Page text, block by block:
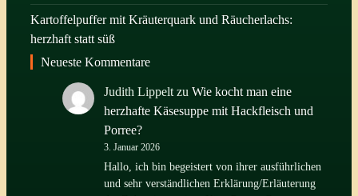
Kartoffelpuffer mit Kräuterquark und Räucherlachs:
herzhaft statt süß
Neueste Kommentare
Judith Lippelt zu Wie kocht man eine
herzhafte Käsesuppe mit Hackfleisch und
Porree?
3. Januar 2026
Hallo, ich bin begeistert von ihrer ausführlichen
und sehr verständlichen Erklärung/Erläuterung